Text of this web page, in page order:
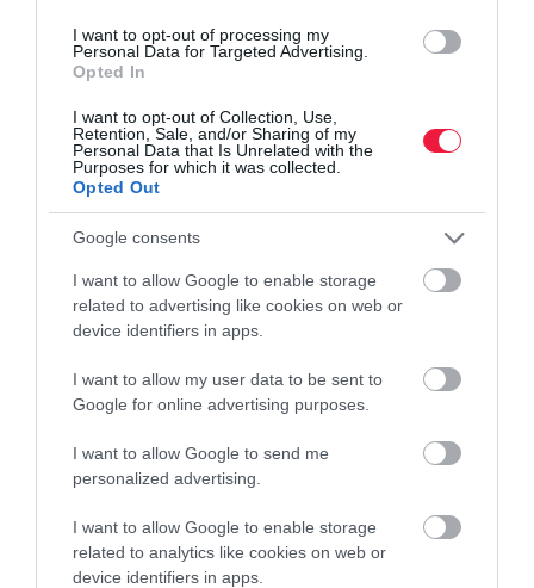
I want to opt-out of processing my
Personal Data for Targeted Advertising.
Opted In
I want to opt-out of Collection, Use,
Retention, Sale, and/or Sharing of my
Personal Data that Is Unrelated with the
Purposes for which it was collected.
Opted Out
Google consents
I want to allow Google to enable storage
related to advertising like cookies on web or
device identifiers in apps.
I want to allow my user data to be sent to
Google for online advertising purposes.
I want to allow Google to send me
personalized advertising.
I want to allow Google to enable storage
related to analytics like cookies on web or
device identifiers in apps.
Rekord pénzt utalt vissza az adóhivatal
Drágább lesz jogosítványt szerezni július 17-től
ügyintézés személyi igazolvány irat kormányablak